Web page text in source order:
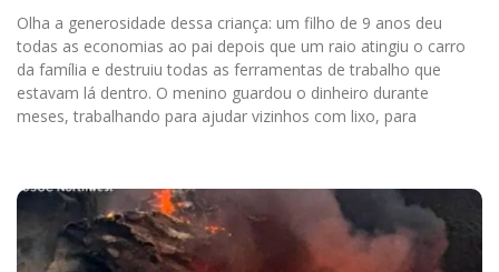
Olha a generosidade dessa criança: um filho de 9 anos deu
todas as economias ao pai depois que um raio atingiu o carro
da família e destruiu todas as ferramentas de trabalho que
estavam lá dentro. O menino guardou o dinheiro durante
meses, trabalhando para ajudar vizinhos com lixo, para